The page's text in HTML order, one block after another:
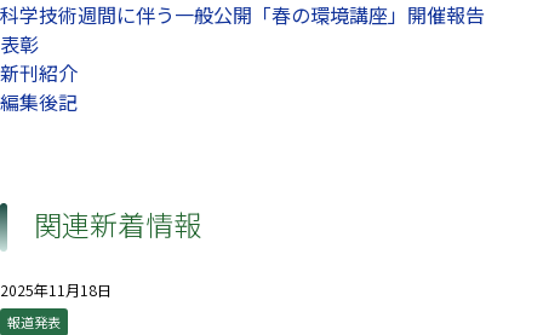
科学技術週間に伴う一般公開「春の環境講座」開催報告
表彰
新刊紹介
編集後記
関連新着情報
2025年11月18日
報道発表